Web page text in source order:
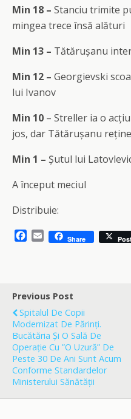
Min 18 – Stanciu trimite
mingea trece însă alături
Min 13 – Tătărușanu
Min 12 – Georgievski
lui Ivanov
Min 10 – Streller ia o
jos, dar Tătărușanu reține
Min 1 – Șutul lui
A început meciul
Distribuie:
b
o
o
k
E
l
Share
Previous Post
Spitalul De Copii
Modernizat De Părinți.
Bucătăria Și O Sală De
Operație Cu ”o Uzură” De
Peste 30 De Ani Sunt Acum
Conforme Standardelor
Ministerului Sănătății